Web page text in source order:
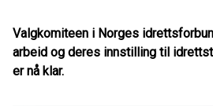
Valgkomiteen i Norges
arbeid og deres innstilling til
er nå klar.